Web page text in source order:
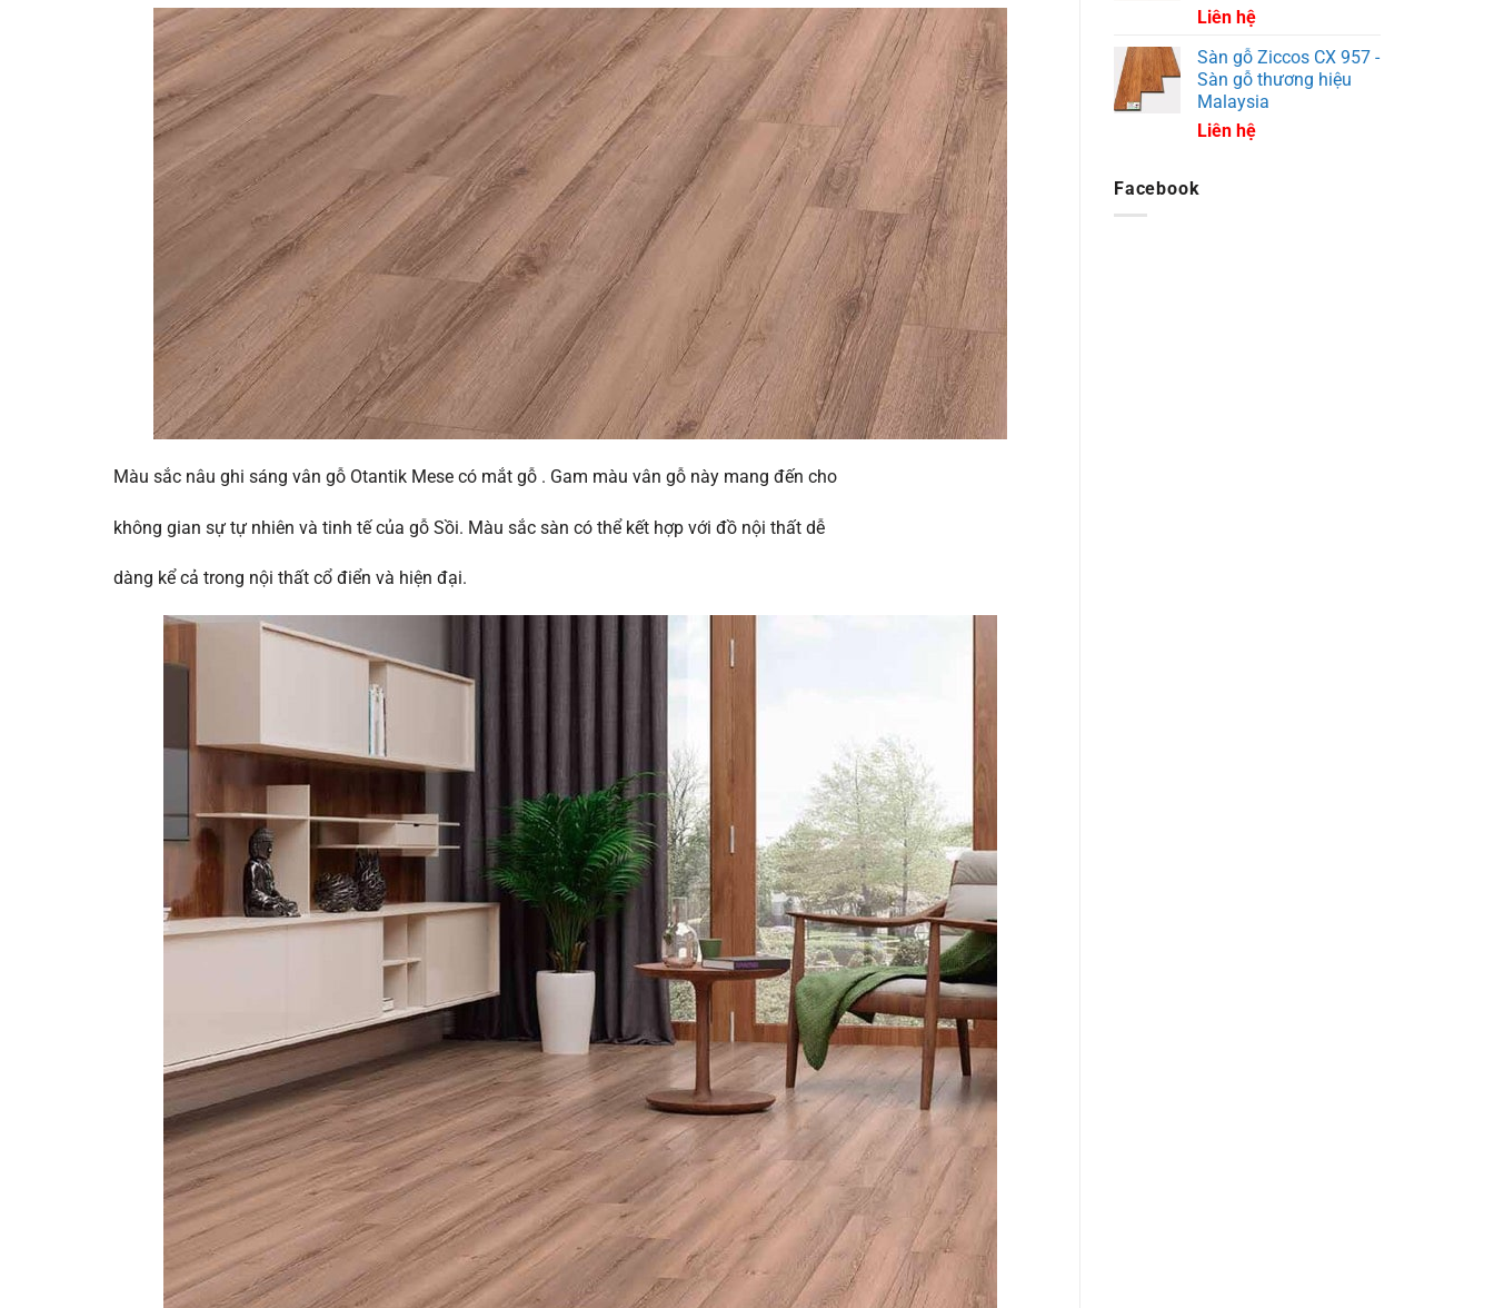
Liên hệ
Sàn gỗ Ziccos CX 957 -
Sàn gỗ thương hiệu
Malaysia
Liên hệ
Facebook
Màu sắc nâu ghi sáng vân gỗ Otantik Mese có mắt gỗ . Gam màu vân gỗ này mang đến cho
không gian sự tự nhiên và tinh tế của gỗ Sồi. Màu sắc sàn có thể kết hợp với đồ nội thất dễ
dàng kể cả trong nội thất cổ điển và hiện đại.